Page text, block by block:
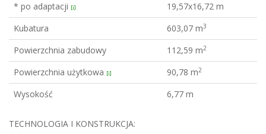
* po adaptacji [i]
19,57x16,72 m
Kubatura
603,07 m3
Powierzchnia zabudowy 112,59 m2
Powierzchnia użytkowa [i] 90,78 m2
Wysokość 6,77 m
TECHNOLOGIA I KONSTRUKCJA: